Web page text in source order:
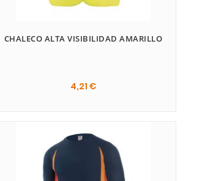
CHALECO ALTA VISIBILIDAD AMARILLO
4,21 €